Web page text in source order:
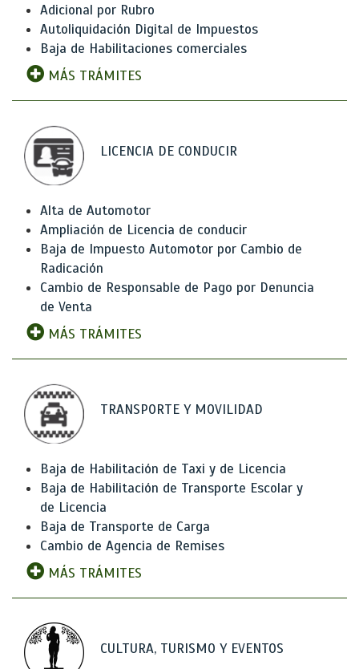
Adicional por Rubro
Autoliquidación Digital de Impuestos
Baja de Habilitaciones comerciales
MÁS TRÁMITES
LICENCIA DE CONDUCIR
Alta de Automotor
Ampliación de Licencia de conducir
Baja de Impuesto Automotor por Cambio de
Radicación
Cambio de Responsable de Pago por Denuncia
de Venta
MÁS TRÁMITES
TRANSPORTE Y MOVILIDAD
Baja de Habilitación de Taxi y de Licencia
Baja de Habilitación de Transporte Escolar y
de Licencia
Baja de Transporte de Carga
Cambio de Agencia de Remises
MÁS TRÁMITES
CULTURA, TURISMO Y EVENTOS